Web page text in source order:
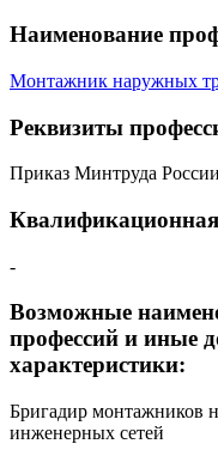
Наименование
Монтажник наружных
Реквизиты
Приказ Минтруда
-
Возможные
профессий и иные
характеристики:
Бригадир монтажников
инженерных сетей